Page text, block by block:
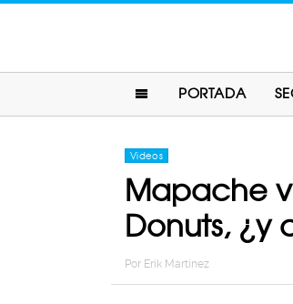
PORTADA
Videos
Mapache
Donuts, ¿y
Por Erik Martinez